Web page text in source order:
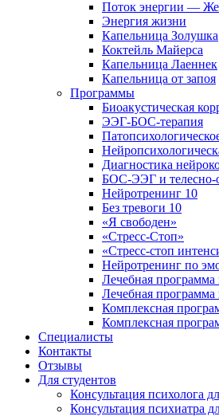
Поток энергии —
Энергия жизни
Капельница Золушка
Коктейль Майерса
Капельница Лаеннек
Капельница от запоя
Программы
Биоакустическая
ЭЭГ-БОС-терапия
Диагностика
БОС-ЭЭГ и телесно-
Нейротренинг 10
Без тревоги 10
«Я свободен»
«Стресс-Стоп»
«Стресс-стоп
Нейротренинг по
Лечебная программа
Лечебная программа
Комплексная
Комплексная
Специалисты
Контакты
Отзывы
Для студентов
Консультация психолога
Консультация психиатра